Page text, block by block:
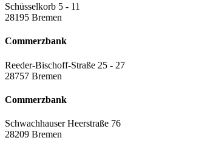
Schüsselkorb 5 - 11
28195 Bremen
Commerzbank
Reeder-Bischoff-Straße 25 - 27
28757 Bremen
Commerzbank
Schwachhauser Heerstraße 76
28209 Bremen